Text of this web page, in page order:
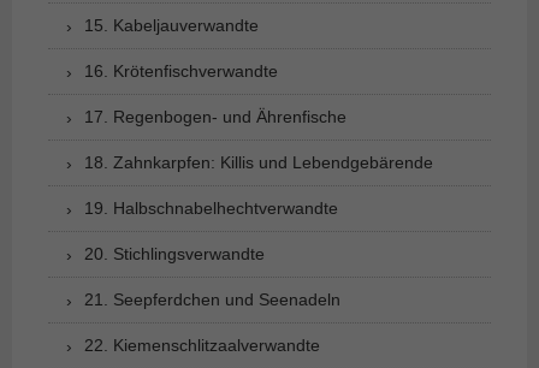
15. Kabeljauverwandte
16. Krötenfischverwandte
17. Regenbogen- und Ährenfische
18. Zahnkarpfen: Killis und Lebendgebärende
19. Halbschnabelhechtverwandte
20. Stichlingsverwandte
21. Seepferdchen und Seenadeln
22. Kiemenschlitzaalverwandte